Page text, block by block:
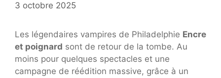
3 octobre 2025
Les légendaires vampires de Philadelphie Encre
et poignard sont de retour de la tombe. Au
moins pour quelques spectacles et une
campagne de réédition massive, grâce à un